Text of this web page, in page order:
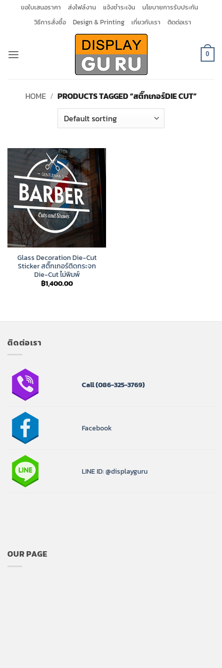
ขอใบเสนอราคา ส่งไฟล์งาน แจ้งชำระเงิน
นโยบายการรับประกัน
วิธีการสั่งซื้อ
Design & Printing เกี่ยวกับเรา ติดต่อเรา
0
HOME / PRODUCTS TAGGED “สติ๊กเกอร์DIE CUT”
Glass Decoration Die-Cut
Sticker สติ๊กเกอร์ติดกระจก
Die-Cut ไม่พิมพ์
฿1,400.00
ติดต่อเรา
Call(086-325-3769)
Facebook
LINE ID: @displayguru
OUR PAGE